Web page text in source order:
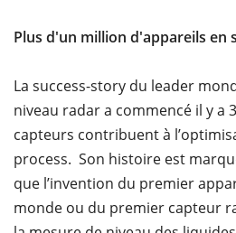
Plus d'un million d'appareils en
La success-story du leader
niveau radar a commencé il y a
capteurs contribuent à
process. Son histoire est
que l’invention du premier
monde ou du premier capteur